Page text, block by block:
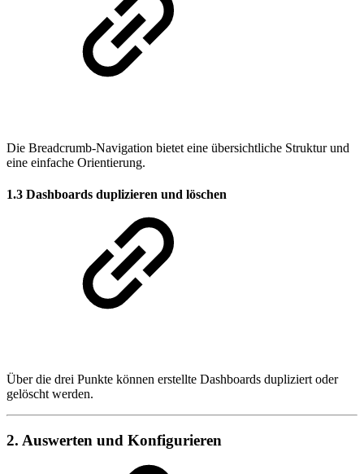
Die Breadcrumb-Navigation bietet eine übersichtliche Struktur und
eine einfache Orientierung.
1.3 Dashboards duplizieren und löschen
Über die drei Punkte können erstellte Dashboards dupliziert oder
gelöscht werden.
2. Auswerten und Konfigurieren